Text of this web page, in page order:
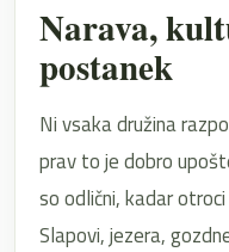
Narava,
postanek
Ni vsaka družina
prav to je dobro
so odlični, kadar
Slapovi, jezera,